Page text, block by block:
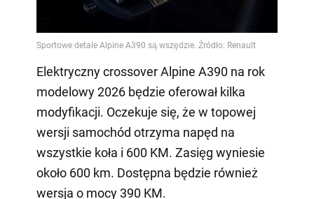
Elektryczny crossover Alpine A390 na rok
modelowy 2026 będzie oferował kilka
modyfikacji. Oczekuje się, że w topowej
wersji samochód otrzyma napęd na
wszystkie koła i 600 KM. Zasięg wyniesie
około 600 km. Dostępna będzie również
wersja o mocy 390 KM.